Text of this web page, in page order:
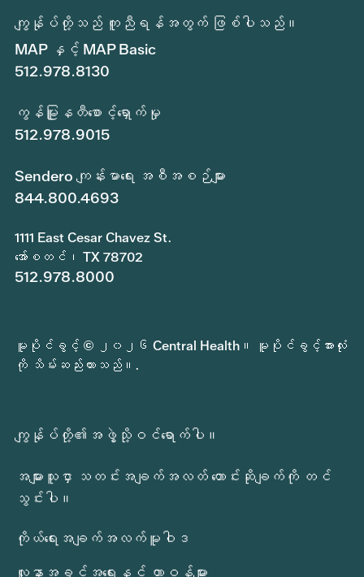
ကျွန်ုပ်တို့သည် ကူညီရန်အတွက် ဖြစ်ပါသည်။
MAP နှင့် MAP Basic
512.978.8130
ကွန်မြူနတီစောင့်ရှောက်မှု
512.978.9015
Sendero ကျန်းမာရေး အစီအစဉ်များ
844.800.4693
1111 East Cesar Chavez St.
အော်စတင်၊ TX 78702
512.978.8000
မူပိုင်ခွင့် © ၂၀၂၆ Central Health။ မူပိုင်ခွင့်အားလုံး
ကို သိမ်းဆည်းထားသည်။.
ကျွန်ုပ်တို့၏အဖွဲ့သို့ဝင်ရောက်ပါ။
အများသူငှာ သတင်းအချက်အလတ် တောင်းဆိုချက်ကို တင်
သွင်းပါ။
ကိုယ်ရေးအချက်အလက်မူဝါဒ
လူနာအခွင့်အရေးနှင့် တာဝန်များ